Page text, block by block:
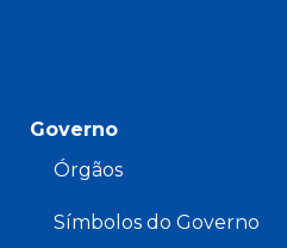
Governo
Órgãos
Símbolos do Governo